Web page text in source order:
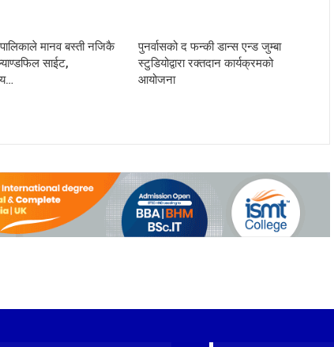
मानव बस्ती नजिकै
ल्याण्डफिल साईट,
पुनर्वासको द फन्की डान्स एन्ड जुम्बा
स्टुडियोद्वारा रक्तदान कार्यक्रमको
आयोजना